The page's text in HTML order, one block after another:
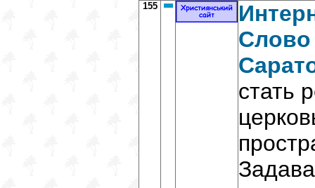
155
Слово
стать